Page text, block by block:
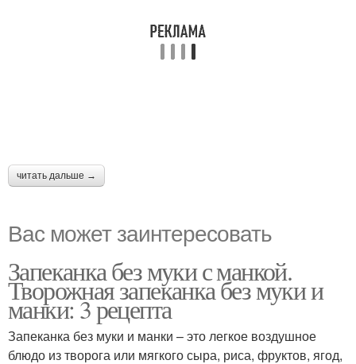
читать дальше →
Вас может заинтересовать
Запеканка без муки с манкой.
Творожная запеканка без муки и
манки: 3 рецепта
Запеканка без муки и манки – это легкое воздушное
блюдо из творога или мягкого сыра, риса, фруктов, ягод,